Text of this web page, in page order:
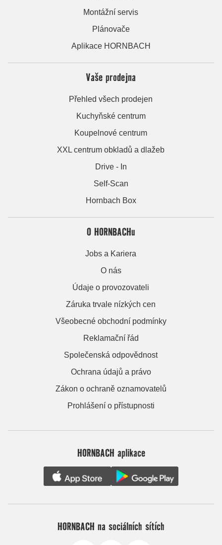
Montážní servis
Plánovače
Aplikace HORNBACH
Vaše prodejna
Přehled všech prodejen
Kuchyňské centrum
Koupelnové centrum
XXL centrum obkladů a dlažeb
Drive - In
Self-Scan
Hornbach Box
O HORNBACHu
Jobs a Kariera
O nás
Údaje o provozovateli
Záruka trvale nízkých cen
Všeobecné obchodní podmínky
Reklamační řád
Společenská odpovědnost
Ochrana údajů a právo
Zákon o ochraně oznamovatelů
Prohlášení o přístupnosti
HORNBACH aplikace
HORNBACH na sociálních sítích